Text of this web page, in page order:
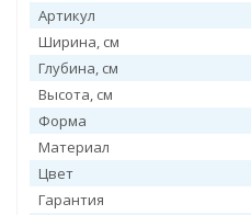
Артикул
Ширина, см
Глубина, см
Высота, см
Форма
Материал
Цвет
Гарантия